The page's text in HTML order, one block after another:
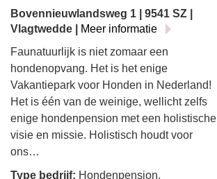
Bovennieuwlandsweg 1 | 9541 SZ |
Vlagtwedde |
Meer informatie
Faunatuurlijk is niet zomaar een
hondenopvang. Het is het enige
Vakantiepark voor Honden in Nederland!
Het is één van de weinige, wellicht zelfs
enige hondenpension met een holistische
visie en missie. Holistisch houdt voor
ons…
Type bedrijf: Hondenpension,